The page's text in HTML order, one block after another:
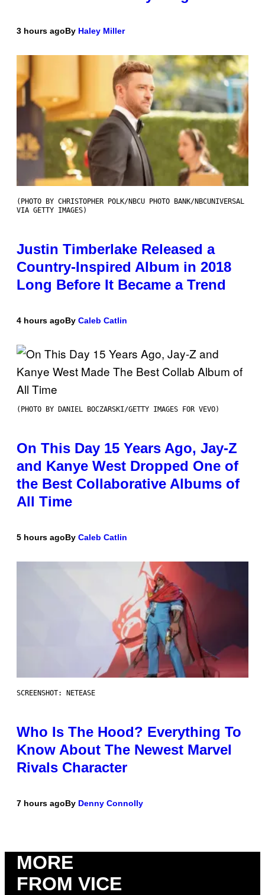
3 hours agoBy Haley Miller
(PHOTO BY CHRISTOPHER POLK/NBCU PHOTO BANK/NBCUNIVERSAL
VIA GETTY IMAGES)
Justin Timberlake Released a
Country-Inspired Album in 2018
Long Before It Became a Trend
4 hours agoBy Caleb Catlin
(PHOTO BY DANIEL BOCZARSKI/GETTY IMAGES FOR VEVO)
On This Day 15 Years Ago, Jay-Z
and Kanye West Dropped One of
the Best Collaborative Albums of
All Time
5 hours agoBy Caleb Catlin
SCREENSHOT: NETEASE
Who Is The Hood? Everything To
Know About The Newest Marvel
Rivals Character
7 hours agoBy Denny Connolly
MORE
FROM VICE